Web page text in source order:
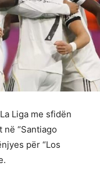
Liga me sfidën
“Santiago
për “Los